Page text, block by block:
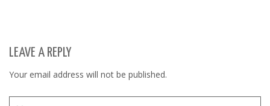
LEAVE A REPLY
Your email address will not be published.